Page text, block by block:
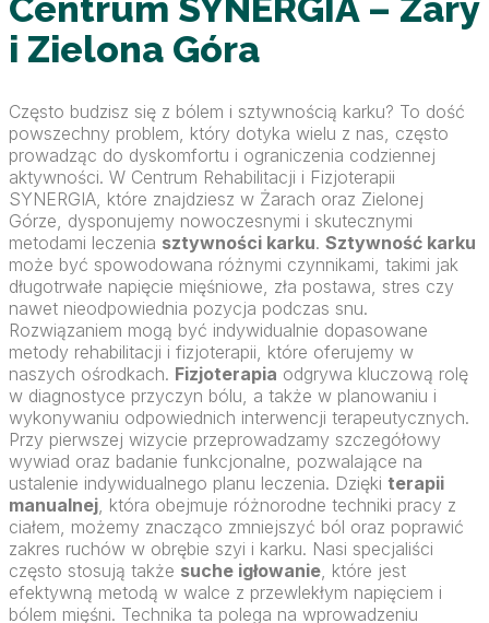
Centrum SYNERGIA – Żary
i Zielona Góra
Często budzisz się z bólem i sztywnością karku? To dość
powszechny problem, który dotyka wielu z nas, często
prowadząc do dyskomfortu i ograniczenia codziennej
aktywności. W Centrum Rehabilitacji i Fizjoterapii
SYNERGIA, które znajdziesz w Żarach oraz Zielonej
Górze, dysponujemy nowoczesnymi i skutecznymi
metodami leczenia sztywności karku. Sztywność karku
może być spowodowana różnymi czynnikami, takimi jak
długotrwałe napięcie mięśniowe, zła postawa, stres czy
nawet nieodpowiednia pozycja podczas snu.
Rozwiązaniem mogą być indywidualnie dopasowane
metody rehabilitacji i fizjoterapii, które oferujemy w
naszych ośrodkach. Fizjoterapia odgrywa kluczową rolę
w diagnostyce przyczyn bólu, a także w planowaniu i
wykonywaniu odpowiednich interwencji terapeutycznych.
Przy pierwszej wizycie przeprowadzamy szczegółowy
wywiad oraz badanie funkcjonalne, pozwalające na
ustalenie indywidualnego planu leczenia. Dzięki terapii
manualnej, która obejmuje różnorodne techniki pracy z
ciałem, możemy znacząco zmniejszyć ból oraz poprawić
zakres ruchów w obrębie szyi i karku. Nasi specjaliści
często stosują także suche igłowanie, które jest
efektywną metodą w walce z przewlekłym napięciem i
bólem mięśni. Technika ta polega na wprowadzeniu